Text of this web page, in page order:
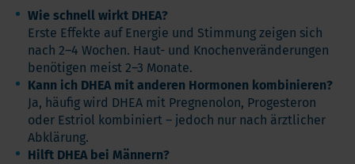
Wie schnell wirkt DHEA?
Erste Effekte auf Energie und Stimmung zeigen sich
nach 2–4 Wochen. Haut- und Knochenveränderungen
benötigen meist 2–3 Monate.
Kann ich DHEA mit anderen Hormonen kombinieren?
Ja, häufig wird DHEA mit Pregnenolon, Progesteron
oder Estriol kombiniert – jedoch nur nach ärztlicher
Abklärung.
Hilft DHEA bei Männern?